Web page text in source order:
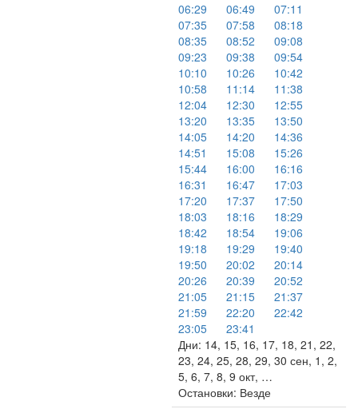
06:29
06:49
07:11
07:35
07:58
08:18
08:35
08:52
09:08
09:23
09:38
09:54
10:10
10:26
10:42
10:58
11:14
11:38
12:04
12:30
12:55
13:20
13:35
13:50
14:05
14:20
14:36
14:51
15:08
15:26
15:44
16:00
16:16
16:31
16:47
17:03
17:20
17:37
17:50
18:03
18:16
18:29
18:42
18:54
19:06
19:18
19:29
19:40
19:50
20:02
20:14
20:26
20:39
20:52
21:05
21:15
21:37
21:59
22:20
22:42
23:05
23:41
Дни: 14, 15, 16, 17, 18, 21, 22,
23, 24, 25, 28, 29, 30 сен, 1, 2,
5, 6, 7, 8, 9 окт, …
Остановки: Везде